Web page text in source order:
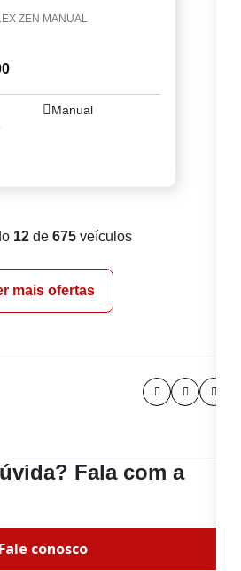
ZEN MANUAL
Manual
12de 675veículos
mais ofertas
Fala com a
Fale conosco